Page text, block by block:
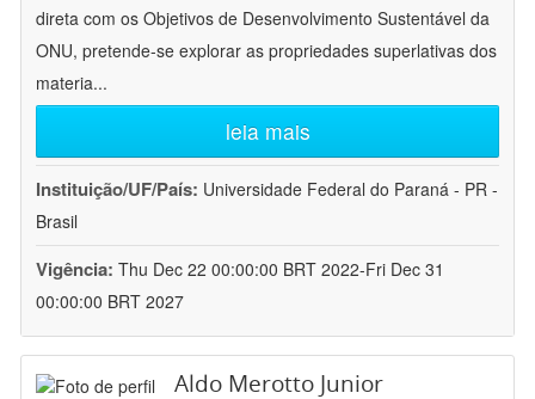
direta com os Objetivos de Desenvolvimento Sustentável da
ONU, pretende-se explorar as propriedades superlativas dos
materia...
leia mais
Instituição/UF/País: Universidade Federal do Paraná - PR -
Brasil
Vigência: Thu Dec 22 00:00:00 BRT 2022-Fri Dec 31
00:00:00 BRT 2027
Aldo Merotto Junior